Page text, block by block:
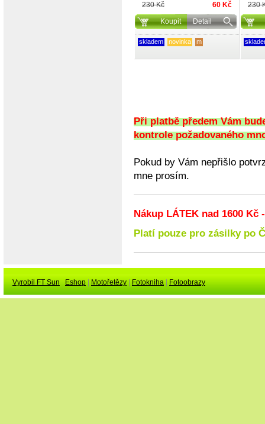
230 Kč
60 Kč
Koupit
Detail
skladem novinka m
230
Při platbě předem Vám
kontrole požadovaného
Pokud by Vám nepřišlo
mne prosím.
Nákup LÁTEK nad 1600 Kč
Platí pouze pro zásilky po
Vyrobil FT Sun Eshop Motořetězy Fotokniha Fotoobrazy